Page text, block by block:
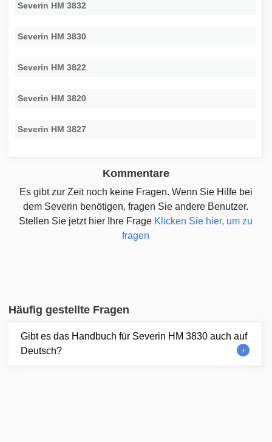
Severin HM 3832
Severin HM 3830
Severin HM 3822
Severin HM 3820
Severin HM 3827
Kommentare
Es gibt zur Zeit noch keine Fragen. Wenn Sie Hilfe bei
dem Severin benötigen, fragen Sie andere Benutzer.
Stellen Sie jetzt hier Ihre Frage Klicken Sie hier, um zu
fragen
Häufig gestellte Fragen
Gibt es das Handbuch für Severin HM 3830 auch auf
Deutsch?